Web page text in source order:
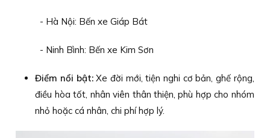
- Hà Nội: Bến xe Giáp Bát
- Ninh Bình: Bến xe Kim Sơn
Điểm nổi bật:Xe đời mới, tiện nghi cơ bản, ghế rộng,
điều hòa tốt, nhân viên thân thiện, phù hợp cho nhóm
nhỏ hoặc cá nhân, chi phí hợp lý.